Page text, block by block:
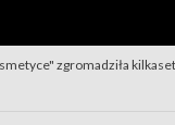
zgromadziła